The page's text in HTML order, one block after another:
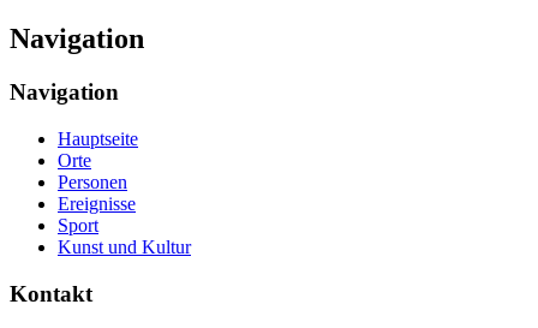
Navigation
Navigation
Hauptseite
Orte
Personen
Ereignisse
Sport
Kunst und Kultur
Kontakt